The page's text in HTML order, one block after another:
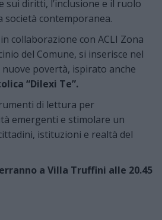
sui diritti, l’inclusione e il ruolo
società contemporanea.
collaborazione con ACLI Zona
del Comune, si inserisce nel
povertà, ispirato anche
“Dilexi Te”.
di lettura per
emergenti e stimolare un
istituzioni e realtà del
a Villa Truffini alle 20.45